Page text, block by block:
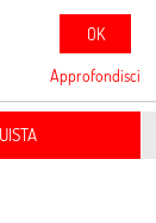
OK
Approfondisci